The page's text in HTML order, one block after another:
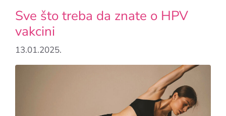
Sve što treba da znate o HPV
vakcini
13.01.2025.